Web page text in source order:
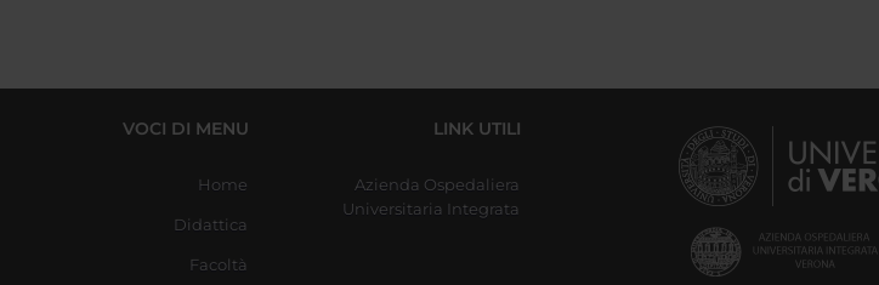
VOCI DI MENU
Home
Didattica
Facoltà
LINK UTILI
Azienda Ospedaliera
Universitaria Integrata